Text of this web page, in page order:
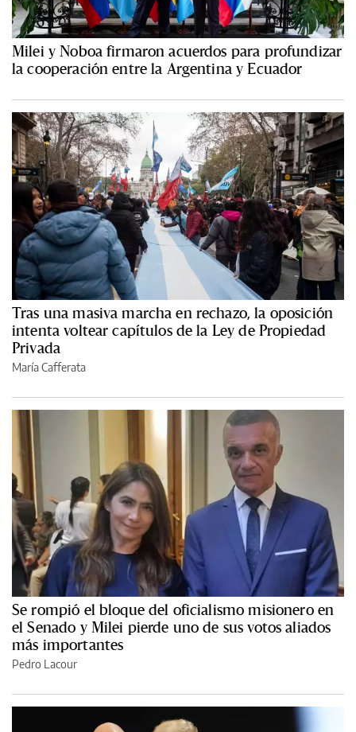
Milei y Noboa firmaron acuerdos para profundizar
la cooperación entre la Argentina y Ecuador
Tras una masiva marcha en rechazo, la oposición
intenta voltear capítulos de la Ley de Propiedad
Privada
María Cafferata
Se rompió el bloque del oficialismo misionero en
el Senado y Milei pierde uno de sus votos aliados
más importantes
Pedro Lacour